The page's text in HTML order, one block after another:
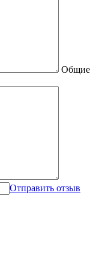
Общие
Отправить отзыв